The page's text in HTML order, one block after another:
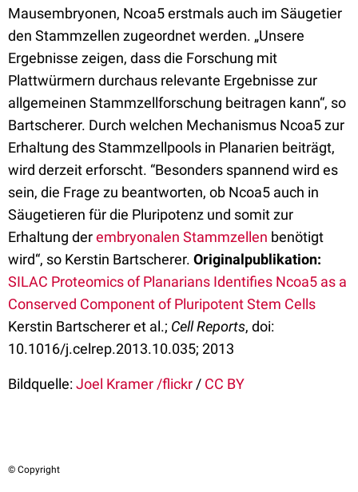
Mausembryonen, Ncoa5 erstmals auch im Säugetier
den Stammzellen zugeordnet werden. „Unsere
Ergebnisse zeigen, dass die Forschung mit
Plattwürmern durchaus relevante Ergebnisse zur
allgemeinen Stammzellforschung beitragen kann“, so
Bartscherer. Durch welchen Mechanismus Ncoa5 zur
Erhaltung des Stammzellpools in Planarien beiträgt,
wird derzeit erforscht. “Besonders spannend wird es
sein, die Frage zu beantworten, ob Ncoa5 auch in
Säugetieren für die Pluripotenz und somit zur
Erhaltung derembryonalen Stammzellen benötigt
wird“, so Kerstin Bartscherer. Originalpublikation:
SILAC Proteomics of Planarians Identifies Ncoa5 as a
Conserved Component of Pluripotent Stem Cells
Kerstin Bartscherer et al.; Cell Reports, doi:
10.1016/j.celrep.2013.10.035; 2013
Bildquelle:Joel Kramer /flickr / CC BY
© Copyright